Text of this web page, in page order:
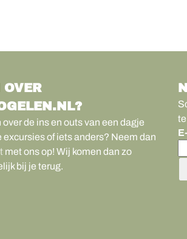
OVER
over de ins en outs van een dagje
excursies of iets anders? Neem dan
met ons op! Wij komen dan zo
bij je terug.